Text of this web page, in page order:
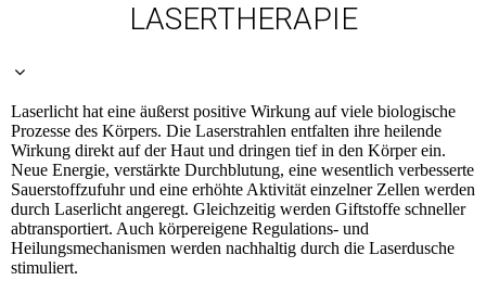
LASERTHERAPIE
Laserlicht hat eine äußerst positive Wirkung auf viele biologische
Prozesse des Körpers. Die Laserstrahlen entfalten ihre heilende
Wirkung direkt auf der Haut und dringen tief in den Körper ein.
Neue Energie, verstärkte Durchblutung, eine wesentlich verbesserte
Sauerstoffzufuhr und eine erhöhte Aktivität einzelner Zellen werden
durch Laserlicht angeregt. Gleichzeitig werden Giftstoffe schneller
abtransportiert. Auch körpereigene Regulations- und
Heilungsmechanismen werden nachhaltig durch die Laserdusche
stimuliert.